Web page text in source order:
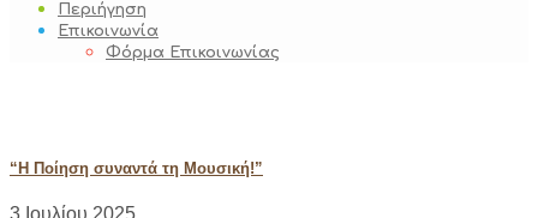
Περιήγηση
Επικοινωνία
Φόρμα Επικοινωνίας
“H Ποίηση συναντά τη Μουσική!”
3 Ιουλίου 2025